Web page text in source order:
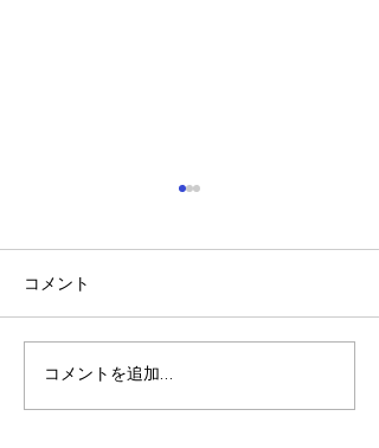
夏休みの振り返り🎵
コメント
コメントを追加…